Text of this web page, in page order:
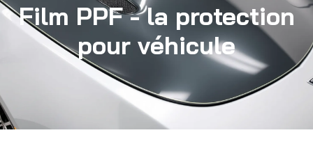
Film PPF - la protection
pour véhicule